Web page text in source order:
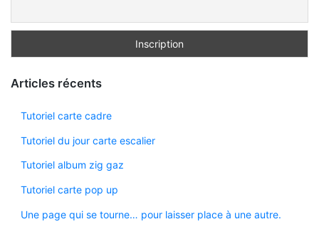
Articles récents
Tutoriel carte cadre
Tutoriel du jour carte escalier
Tutoriel album zig gaz
Tutoriel carte pop up
Une page qui se tourne… pour laisser place à une autre.